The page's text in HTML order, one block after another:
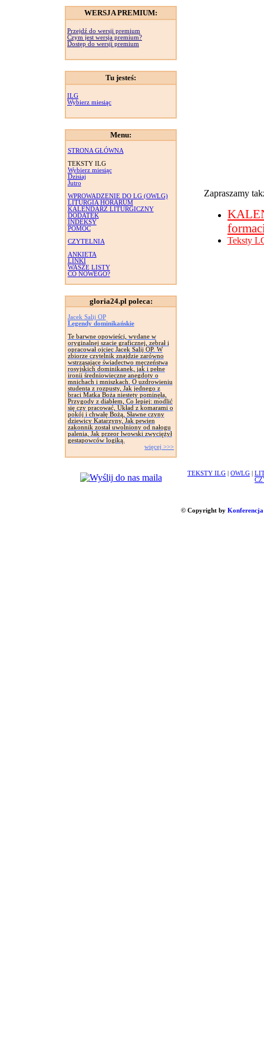
WERSJA PREMIUM:
Przejdź do wersji premium
Czym jest wersja premium?
Dostęp do wersji premium
Tu jesteś:
ILG
Wybierz miesiąc
Menu:
STRONA GŁÓWNA
TEKSTY ILG
Wybierz miesiąc
Dzisiaj
Jutro
WPROWADZENIE DO LG (OWLG)
LITURGIA HORARUM
KALENDARZ LITURGICZNY
DODATEK
INDEKSY
POMOC
CZYTELNIA
ANKIETA
LINKI
WASZE LISTY
CO NOWEGO?
gloria24.pl poleca:
Jacek Salij OP
Legendy dominikańskie
Te barwne opowieści, wydane w
oryginalnej szacie graficznej, zebrał i
opracował ojciec Jacek Salij OP. W
zbiorze czytelnik znajdzie zarówno
wstrząsające świadectwo męczeństwa
rosyjskich dominikanek, jak i pełne
ironii średniowieczne anegdoty o
mnichach i mniszkach. O uzdrowieniu
studenta z rozpusty, Jak jednego z
braci Matka Boża niestety pominęła,
Przygody z diabłem, Co lepiej: modlić
się czy pracować, Układ z komarami o
pokój i chwałę Bożą, Sławne czyny
dziewicy Katarzyny, Jak pewien
zakonnik został uwolniony od nałogu
palenia, Jak przeor lwowski zwyciężył
gestapowców logiką.
więcej >>>
Zapraszamy
Teksty
TEKSTY ILG OWLG
© Copyright by Konferencja